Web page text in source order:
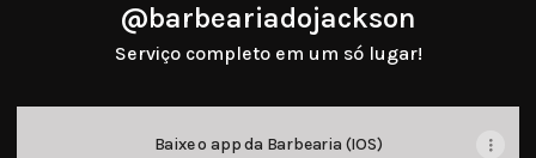
@barbeariadojackson
Serviço completo em um só lugar!
Baixe o app da Barbearia (IOS)